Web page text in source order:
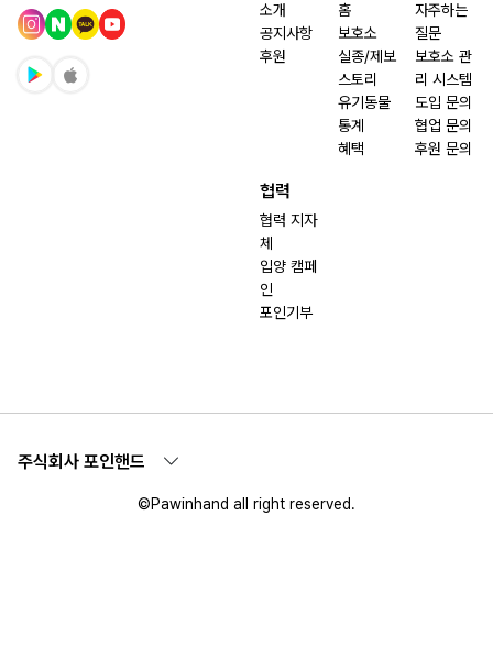
소개
공지사항
후원
홈
보호소
실종/제보
스토리
유기동물
통계
혜택
자주하는
질문
보호소 관
리 시스템
도입 문의
협업 문의
후원 문의
협력
협력 지자
체
입양 캠페
인
포인기부
주식회사 포인핸드
©Pawinhand all right reserved.